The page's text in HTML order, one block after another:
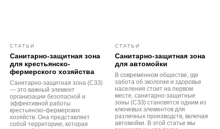
СТАТЬИ
Санитарно-защитная зона
для крестьянско-
фермерского хозяйства
Санитарно-защитная зона (СЗЗ)
— это важный элемент
организации безопасной и
эффективной работы
крестьянско-фермерских
хозяйств. Она представляет
собой территорию, которая
СТАТЬИ
Санитарно-защитная зона
для автомойки
В современном обществе, где
забота об экологии и здоровье
населения стоит на первом
месте, санитарно-защитные
зоны (СЗЗ) становятся одним из
ключевых элементов для
различных производств, включая
автомойки. В этой статье мы